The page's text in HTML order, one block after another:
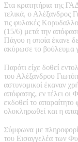
Στα κρατητήρια της
τελικά, ο Αλέξανδρος
τις φυλακές
(15/6) μετά την
Πάγου η οποία έκανε
ακύρωσε το βούλευμα
Παρότι είχε δοθεί
του Αλέξανδρου
αστυνομικοί έκαναν
απόφασης, εν τέλει οι
εκδοθεί το
ολοκληρωθεί και η
Σύμφωνα με
του Εισαγγελέα των